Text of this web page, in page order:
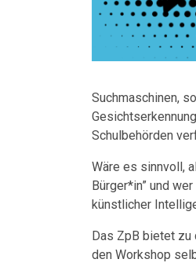
Suchmaschinen,
Schulbehörden
Wäre es sinnvoll,
Bürger*in” und
künstlicher
Das ZpB bietet zu
den Workshop